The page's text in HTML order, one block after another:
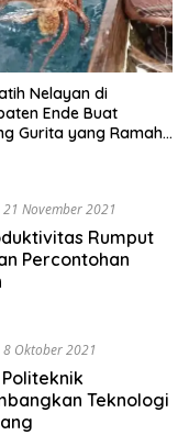
Nelayan di
Ende Buat
Gurita yang Ramah
21 November 2021
Rumput
Percontohan
8 Oktober 2021
Teknologi